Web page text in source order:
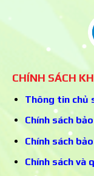
CHÍNH SÁCH
Thông tin chủ
Chính sách
Chính sách
Chính sách và